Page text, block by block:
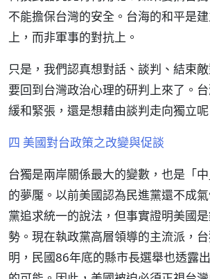
不能擔保台灣的安全。台海的和平是
上，而非軍事的對抗上。
只是，我們認真想對話、談判、結束
要回到台灣政治心理的研判上來了。
緩和緊張，還是想藉由談判走向獨立呢
四 美國對台政策之改變與促談
台獨是兩岸關係最大的變數，也是「
的夢魘。以前美國認為民進黨還不成
黨追求統一的說法，但事實證明美國
勢。現在執政黨高層領導的主流派，
明，民國86年底的縣市長選舉也透露